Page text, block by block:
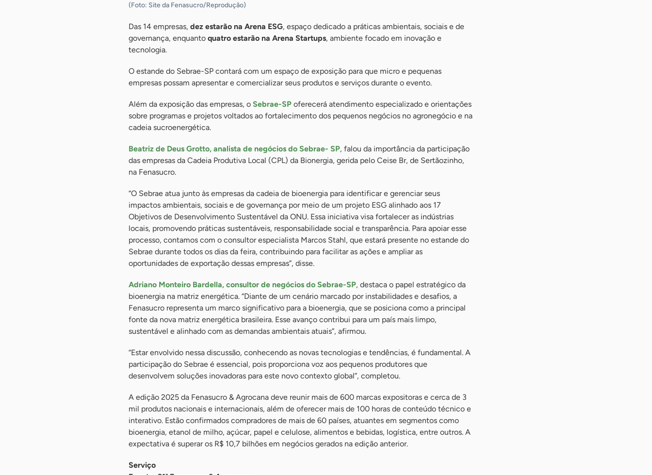
(Foto: Site da Fenasucro/Reprodução)
Das 14 empresas, dez estarão na Arena ESG, espaço dedicado a práticas ambientais, sociais e de
governança, enquanto quatro estarão na Arena Startups, ambiente focado em inovação e
tecnologia.
O estande do Sebrae-SP contará com um espaço de exposição para que micro e pequenas
empresas possam apresentar e comercializar seus produtos e serviços durante o evento.
Além da exposição das empresas, o Sebrae-SP oferecerá atendimento especializado e orientações
sobre programas e projetos voltados ao fortalecimento dos pequenos negócios no agronegócio e na
cadeia sucroenergética.
Beatriz de Deus Grotto, analista de negócios do Sebrae- SP, falou da importância da participação
das empresas da Cadeia Produtiva Local (CPL) da Bionergia, gerida pelo Ceise Br, de Sertãozinho,
na Fenasucro.
“O Sebrae atua junto às empresas da cadeia de bioenergia para identificar e gerenciar seus
impactos ambientais, sociais e de governança por meio de um projeto ESG alinhado aos 17
Objetivos de Desenvolvimento Sustentável da ONU. Essa iniciativa visa fortalecer as indústrias
locais, promovendo práticas sustentáveis, responsabilidade social e transparência. Para apoiar esse
processo, contamos com o consultor especialista Marcos Stahl, que estará presente no estande do
Sebrae durante todos os dias da feira, contribuindo para facilitar as ações e ampliar as
oportunidades de exportação dessas empresas”, disse.
Adriano Monteiro Bardella, consultor de negócios do Sebrae-SP, destaca o papel estratégico da
bioenergia na matriz energética. “Diante de um cenário marcado por instabilidades e desafios, a
Fenasucro representa um marco significativo para a bioenergia, que se posiciona como a principal
fonte da nova matriz energética brasileira. Esse avanço contribui para um país mais limpo,
sustentável e alinhado com as demandas ambientais atuais”, afirmou.
“Estar envolvido nessa discussão, conhecendo as novas tecnologias e tendências, é fundamental. A
participação do Sebrae é essencial, pois proporciona voz aos pequenos produtores que
desenvolvem soluções inovadoras para este novo contexto global”, completou.
A edição 2025 da Fenasucro & Agrocana deve reunir mais de 600 marcas expositoras e cerca de 3
mil produtos nacionais e internacionais, além de oferecer mais de 100 horas de conteúdo técnico e
interativo. Estão confirmados compradores de mais de 60 países, atuantes em segmentos como
bioenergia, etanol de milho, açúcar, papel e celulose, alimentos e bebidas, logística, entre outros. A
expectativa é superar os R$ 10,7 bilhões em negócios gerados na edição anterior.
Serviço